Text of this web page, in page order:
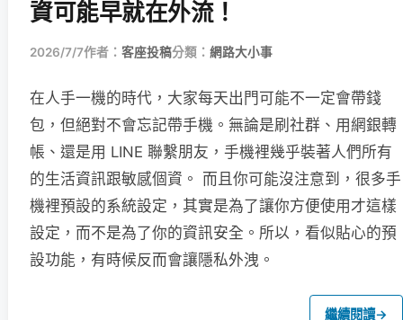
資可能早就在外流！
2026/7/7作者： 客座投稿分類： 網路大小事
在人手一機的時代，大家每天出門可能不一定會帶錢
包，但絕對不會忘記帶手機。無論是刷社群、用網銀轉
帳、還是用 LINE 聯繫朋友，手機裡幾乎裝著人們所有
的生活資訊跟敏感個資。 而且你可能沒注意到，很多手
機裡預設的系統設定，其實是為了讓你方便使用才這樣
設定，而不是為了你的資訊安全。所以，看似貼心的預
設功能，有時候反而會讓隱私外洩。
繼續閱讀→